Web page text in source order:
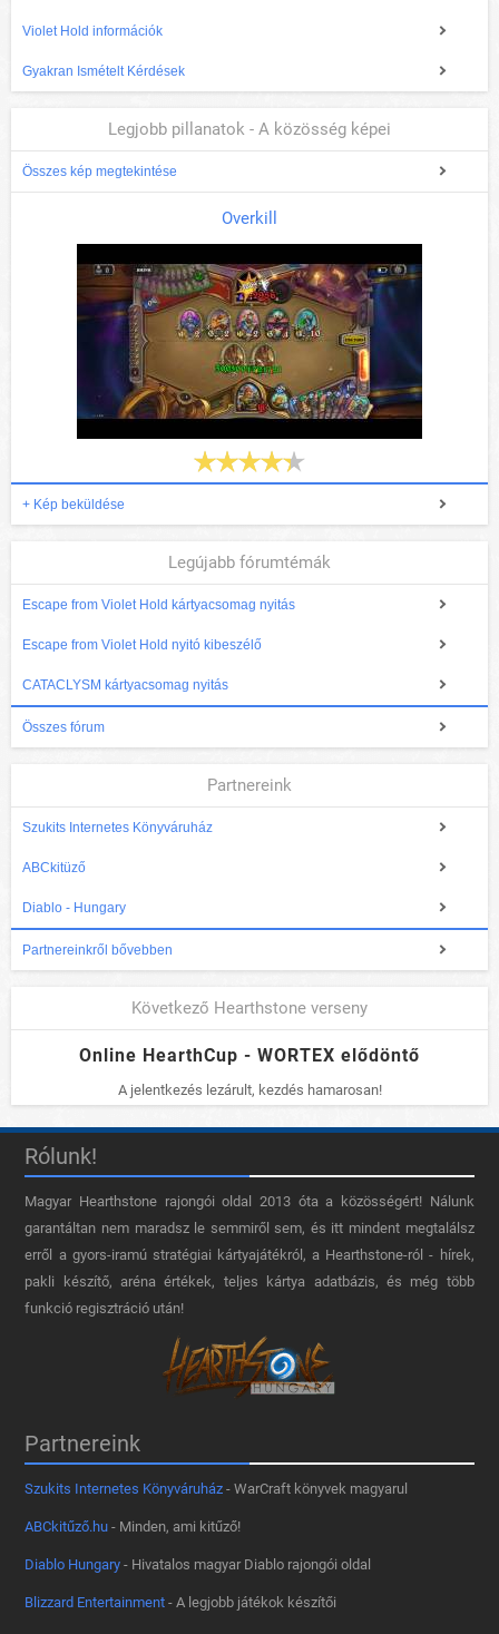
Violet Hold információk
Gyakran Ismételt Kérdések
Legjobb pillanatok - A közösség képei
Összes kép megtekintése
Overkill
+ Kép beküldése
Legújabb fórumtémák
Escape from Violet Hold kártyacsomag nyitás
Escape from Violet Hold nyitó kibeszélő
CATACLYSM kártyacsomag nyitás
Összes fórum
Partnereink
Szukits Internetes Könyváruház
ABCkitüző
Diablo - Hungary
Partnereinkről bővebben
Következő Hearthstone verseny
Online HearthCup - WORTEX elődöntő
A jelentkezés lezárult, kezdés hamarosan!
Rólunk!
Magyar Hearthstone​ rajongói oldal 2013 óta a közösségért! Nálunk
garantáltan nem maradsz le semmiről sem, és itt mindent megtalálsz
erről a gyors-iramú stratégiai kártyajátékról, a Hearthstone-ról - hírek,
pakli készítő, aréna értékek, teljes kártya adatbázis, és még több
funkció regisztráció után!
Partnereink
Szukits Internetes Könyváruház - WarCraft könyvek magyarul
ABCkitűző.hu - Minden, ami kitűző!
Diablo Hungary - Hivatalos magyar Diablo rajongói oldal
Blizzard Entertainment - A legjobb játékok készítői